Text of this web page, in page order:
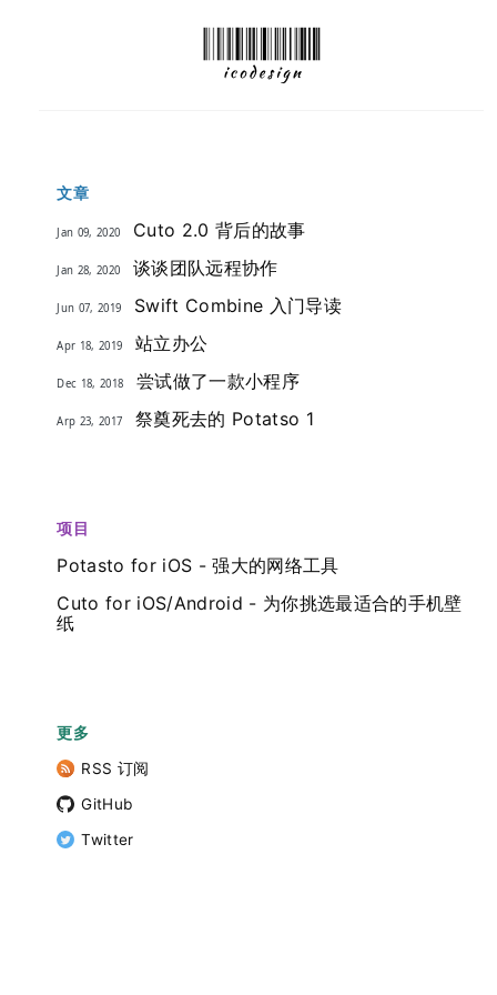
文章
Jan 09, 2020 Cuto 2.0 背后的故事
Jan 28, 2020 谈谈团队远程协作
Jun 07, 2019 Swift Combine 入门导读
Apr 18, 2019 站立办公
Dec 18, 2018 尝试做了一款小程序
Arp 23, 2017 祭奠死去的 Potatso 1
项目
Potasto for iOS - 强大的网络工具
Cuto for iOS/Android - 为你挑选最适合的手机壁
纸
更多
RSS 订阅
GitHub
Twitter